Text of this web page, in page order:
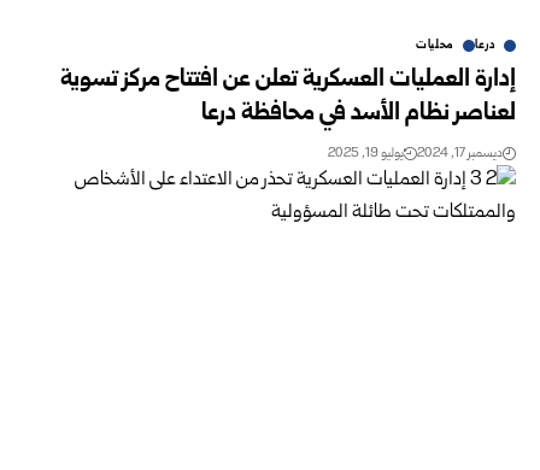
درعا محليات
إدارة العمليات العسكرية تعلن عن افتتاح مركز تسوية
لعناصر نظام الأسد في محافظة درعا
ديسمبر 17, 2024 يوليو 19, 2025